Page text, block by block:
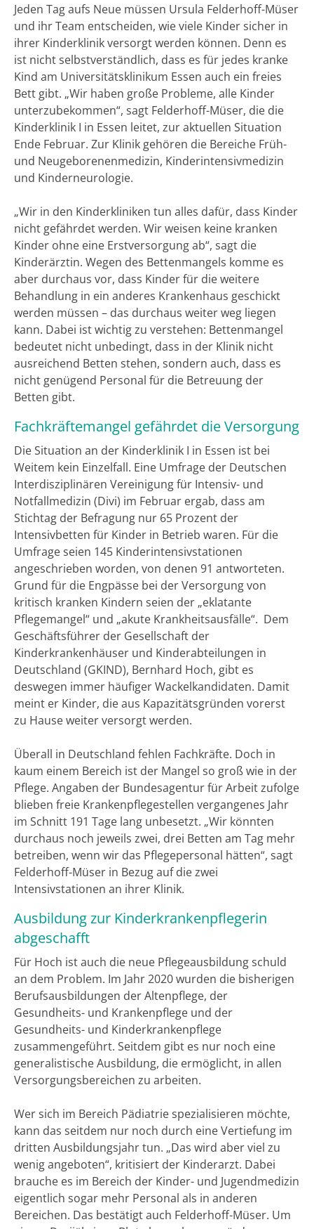
Jeden Tag aufs Neue müssen Ursula Felderhoff-Müser
und ihr Team entscheiden, wie viele Kinder sicher in
ihrer Kinderklinik versorgt werden können. Denn es
ist nicht selbstverständlich, dass es für jedes kranke
Kind am Universitätsklinikum Essen auch ein freies
Bett gibt. „Wir haben große Probleme, alle Kinder
unterzubekommen“, sagt Felderhoff-Müser, die die
Kinderklinik I in Essen leitet, zur aktuellen Situation
Ende Februar. Zur Klinik gehören die Bereiche Früh-
und Neugeborenenmedizin, Kinderintensivmedizin
und Kinderneurologie.
„Wir in den Kinderkliniken tun alles dafür, dass Kinder
nicht gefährdet werden. Wir weisen keine kranken
Kinder ohne eine Erstversorgung ab“, sagt die
Kinderärztin. Wegen des Bettenmangels komme es
aber durchaus vor, dass Kinder für die weitere
Behandlung in ein anderes Krankenhaus geschickt
werden müssen – das durchaus weiter weg liegen
kann. Dabei ist wichtig zu verstehen: Bettenmangel
bedeutet nicht unbedingt, dass in der Klinik nicht
ausreichend Betten stehen, sondern auch, dass es
nicht genügend Personal für die Betreuung der
Betten gibt.
Fachkräftemangel gefährdet die Versorgung
Die Situation an der Kinderklinik I in Essen ist bei
Weitem kein Einzelfall. Eine Umfrage der Deutschen
Interdisziplinären Vereinigung für Intensiv- und
Notfallmedizin (Divi) im Februar ergab, dass am
Stichtag der Befragung nur 65 Prozent der
Intensivbetten für Kinder in Betrieb waren. Für die
Umfrage seien 145 Kinderintensivstationen
angeschrieben worden, von denen 91 antworteten.
Grund für die Engpässe bei der Versorgung von
kritisch kranken Kindern seien der „eklatante
Pflegemangel“ und „akute Krankheitsausfälle“. Dem
Geschäftsführer der Gesellschaft der
Kinderkrankenhäuser und Kinderabteilungen in
Deutschland (GKIND), Bernhard Hoch, gibt es
deswegen immer häufiger Wackelkandidaten. Damit
meint er Kinder, die aus Kapazitätsgründen vorerst
zu Hause weiter versorgt werden.
Überall in Deutschland fehlen Fachkräfte. Doch in
kaum einem Bereich ist der Mangel so groß wie in der
Pflege. Angaben der Bundesagentur für Arbeit zufolge
blieben freie Krankenpflegestellen vergangenes Jahr
im Schnitt 191 Tage lang unbesetzt. „Wir könnten
durchaus noch jeweils zwei, drei Betten am Tag mehr
betreiben, wenn wir das Pflegepersonal hätten“, sagt
Felderhoff-Müser in Bezug auf die zwei
Intensivstationen an ihrer Klinik.
Ausbildung zur Kinderkrankenpflegerin
abgeschafft
Für Hoch ist auch die neue Pflegeausbildung schuld
an dem Problem. Im Jahr 2020 wurden die bisherigen
Berufsausbildungen der Altenpflege, der
Gesundheits- und Krankenpflege und der
Gesundheits- und Kinderkrankenpflege
zusammengeführt. Seitdem gibt es nur noch eine
generalistische Ausbildung, die ermöglicht, in allen
Versorgungsbereichen zu arbeiten.
Wer sich im Bereich Pädiatrie spezialisieren möchte,
kann das seitdem nur noch durch eine Vertiefung im
dritten Ausbildungsjahr tun. „Das wird aber viel zu
wenig angeboten“, kritisiert der Kinderarzt. Dabei
brauche es im Bereich der Kinder- und Jugendmedizin
eigentlich sogar mehr Personal als in anderen
Bereichen. Das bestätigt auch Felderhoff-Müser. Um